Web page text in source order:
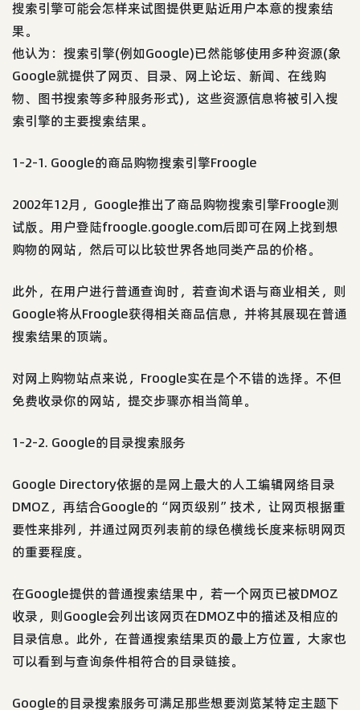
搜索引擎可能会怎样来试图提供更贴近用户本意的搜索结
果。
他认为：搜索引擎(例如Google)已然能够使用多种资源(象
Google就提供了网页、目录、网上论坛、新闻、在线购
物、图书搜索等多种服务形式)，这些资源信息将被引入搜
索引擎的主要搜索结果。
1-2-1. Google的商品购物搜索引擎Froogle
2002年12月，Google推出了商品购物搜索引擎Froogle测
试版。用户登陆froogle.google.com后即可在网上找到想
购物的网站，然后可以比较世界各地同类产品的价格。
此外，在用户进行普通查询时，若查询术语与商业相关，则
Google将从Froogle获得相关商品信息，并将其展现在普通
搜索结果的顶端。
对网上购物站点来说，Froogle实在是个不错的选择。不但
免费收录你的网站，提交步骤亦相当简单。
1-2-2. Google的目录搜索服务
Google Directory依据的是网上最大的人工编辑网络目录
DMOZ，再结合Google的“网页级别”技术，让网页根据重
要性来排列，并通过网页列表前的绿色横线长度来标明网页
的重要程度。
在Google提供的普通搜索结果中，若一个网页已被DMOZ
收录，则Google会列出该网页在DMOZ中的描述及相应的
目录信息。此外，在普通搜索结果页的最上方位置，大家也
可以看到与查询条件相符合的目录链接。
Google的目录搜索服务可满足那些想要浏览某特定主题下